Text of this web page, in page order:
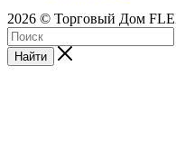
2026 © Торговый Дом
Найти